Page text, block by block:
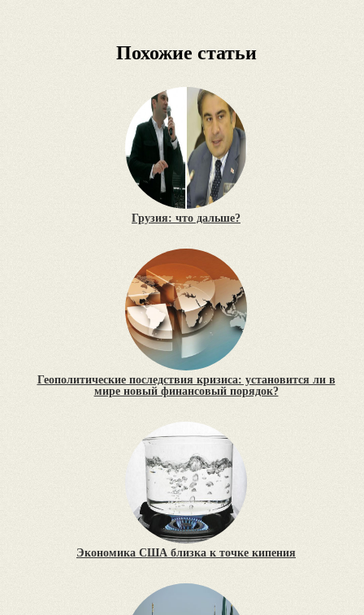
Похожие статьи
Грузия: что дальше?
Геополитические последствия кризиса: установится ли в
мире новый финансовый порядок?
Экономика США близка к точке кипения